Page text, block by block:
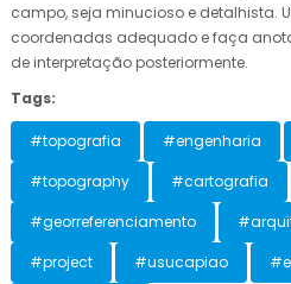
campo, seja minucioso e detalhista.
coordenadas adequado e faça
de interpretação posteriormente.
Tags:
#topografia #engenharia
#topography
#cartografia
#georreferenciamento
#project
#usucapiao